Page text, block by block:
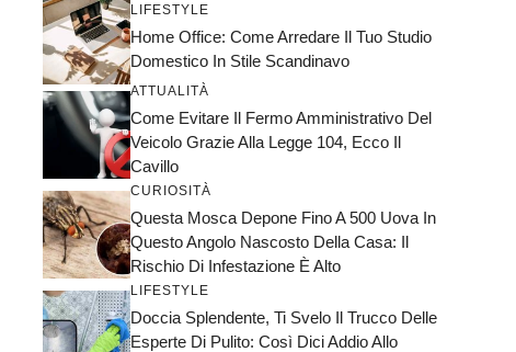
LIFESTYLE
Home Office: Come Arredare Il Tuo Studio
Domestico In Stile Scandinavo
ATTUALITÀ
Come Evitare Il Fermo Amministrativo Del
Veicolo Grazie Alla Legge 104, Ecco Il
Cavillo
CURIOSITÀ
Questa Mosca Depone Fino A 500 Uova In
Questo Angolo Nascosto Della Casa: Il
Rischio Di Infestazione È Alto
LIFESTYLE
Doccia Splendente, Ti Svelo Il Trucco Delle
Esperte Di Pulito: Così Dici Addio Allo